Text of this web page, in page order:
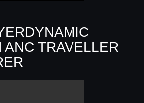
ANC TRAVELLER